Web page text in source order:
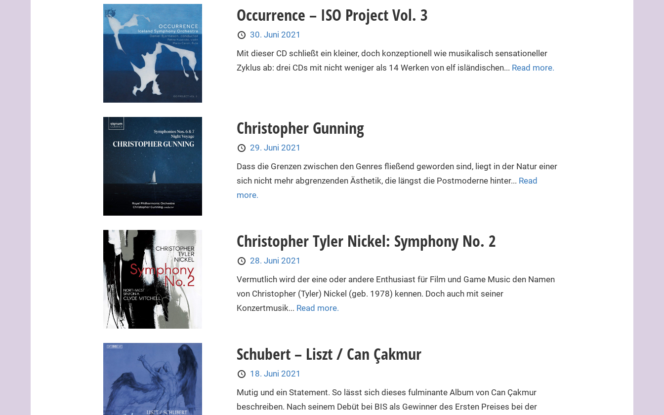
Occurrence – ISO Project Vol. 3
30. Juni 2021
Mit dieser CD schließt ein kleiner, doch konzeptionell wie musikalisch sensationeller
Zyklus ab: drei CDs mit nicht weniger als 14 Werken von elf isländischen... Read more.
Christopher Gunning
29. Juni 2021
Dass die Grenzen zwischen den Genres fließend geworden sind, liegt in der Natur einer
sich nicht mehr abgrenzenden Ästhetik, die längst die Postmoderne hinter... Read
more.
Christopher Tyler Nickel: Symphony No. 2
28. Juni 2021
Vermutlich wird der eine oder andere Enthusiast für Film und Game Music den Namen
von Christopher (Tyler) Nickel (geb. 1978) kennen. Doch auch mit seiner
Konzertmusik... Read more.
Schubert – Liszt / Can Çakmur
18. Juni 2021
Mutig und ein Statement. So lässt sich dieses fulminante Album von Can Çakmur
beschreiben. Nach seinem Debüt bei BIS als Gewinner des Ersten Preises bei der